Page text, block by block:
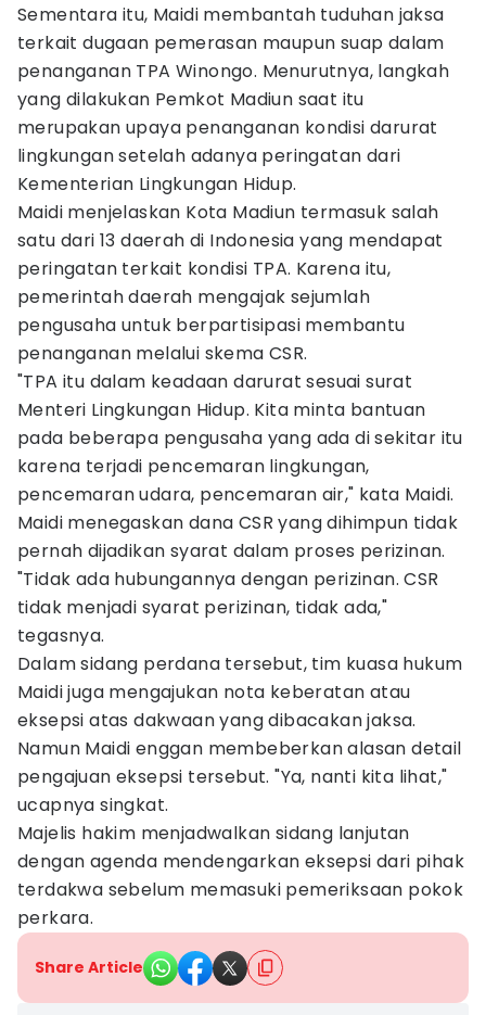
Sementara itu, Maidi membantah tuduhan jaksa
terkait dugaan pemerasan maupun suap dalam
penanganan TPA Winongo. Menurutnya, langkah
yang dilakukan Pemkot Madiun saat itu
merupakan upaya penanganan kondisi darurat
lingkungan setelah adanya peringatan dari
Kementerian Lingkungan Hidup.
Maidi menjelaskan Kota Madiun termasuk salah
satu dari 13 daerah di Indonesia yang mendapat
peringatan terkait kondisi TPA. Karena itu,
pemerintah daerah mengajak sejumlah
pengusaha untuk berpartisipasi membantu
penanganan melalui skema CSR.
"TPA itu dalam keadaan darurat sesuai surat
Menteri Lingkungan Hidup. Kita minta bantuan
pada beberapa pengusaha yang ada di sekitar itu
karena terjadi pencemaran lingkungan,
pencemaran udara, pencemaran air," kata Maidi.
Maidi menegaskan dana CSR yang dihimpun tidak
pernah dijadikan syarat dalam proses perizinan.
"Tidak ada hubungannya dengan perizinan. CSR
tidak menjadi syarat perizinan, tidak ada,"
tegasnya.
Dalam sidang perdana tersebut, tim kuasa hukum
Maidi juga mengajukan nota keberatan atau
eksepsi atas dakwaan yang dibacakan jaksa.
Namun Maidi enggan membeberkan alasan detail
pengajuan eksepsi tersebut. "Ya, nanti kita lihat,"
ucapnya singkat.
Majelis hakim menjadwalkan sidang lanjutan
dengan agenda mendengarkan eksepsi dari pihak
terdakwa sebelum memasuki pemeriksaan pokok
perkara.
Share Article